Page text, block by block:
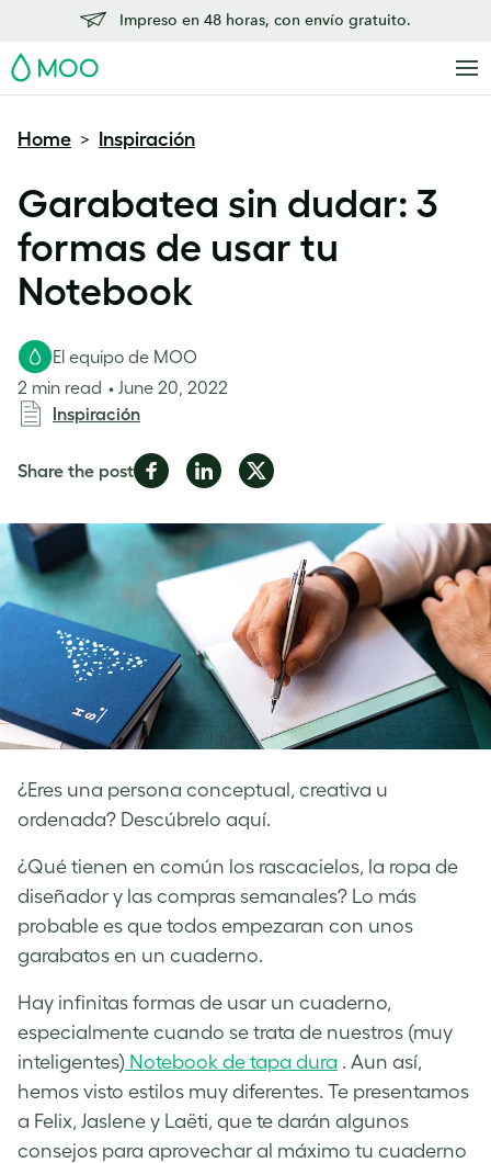
Impreso en 48 horas, con envío gratuito.
MOO
Home > Inspiración
Garabatea sin dudar: 3
formas de usar tu
Notebook
¿Eres una persona conceptual, creativa u
ordenada? Descúbrelo aquí.
El equipo de MOO
2 min read
June 20, 2022
Inspiración
Share the postShare
Facebook
Share
LinkedIn
Share
Twitter
¿Qué tienen en común los rascacielos, la ropa de
diseñador y las compras semanales? Lo más
probable es que todos empezaran con unos
garabatos en un cuaderno.
Hay infinitas formas de usar un cuaderno,
especialmente cuando se trata de nuestros (muy
inteligentes) Notebook de tapa dura . Aun así,
hemos visto estilos muy diferentes. Te presentamos
a Felix, Jaslene y Laëti, que te darán algunos
consejos para aprovechar al máximo tu cuaderno